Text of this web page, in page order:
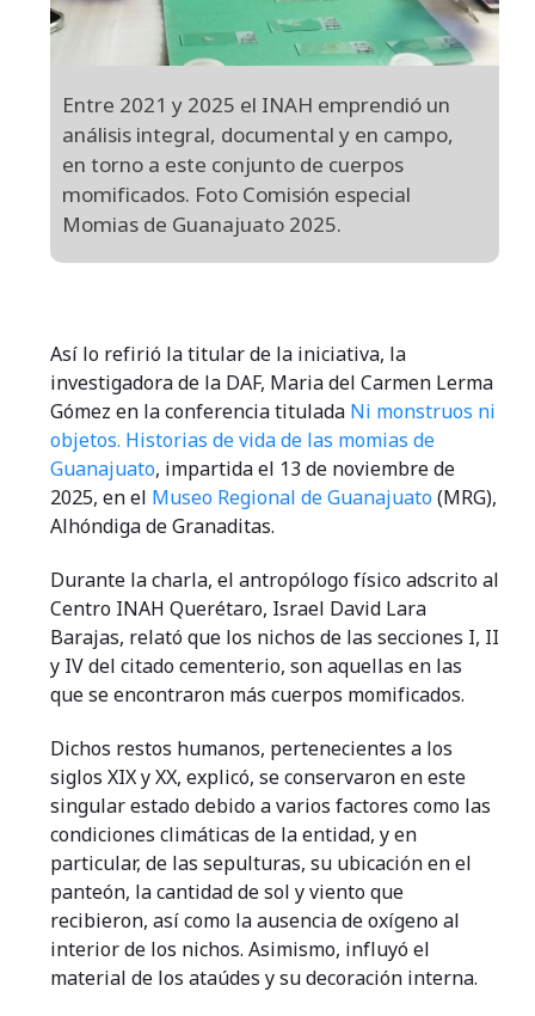
Entre 2021 y 2025 el INAH emprendió un
análisis integral, documental y en campo,
en torno a este conjunto de cuerpos
momificados. Foto Comisión especial
Momias de Guanajuato 2025.
Así lo refirió la titular de la iniciativa, la
investigadora de la DAF, Maria del Carmen Lerma
Gómez en la conferencia titulada Ni monstruos ni
objetos. Historias de vida de las momias de
Guanajuato, impartida el 13 de noviembre de
2025, en el Museo Regional de Guanajuato(MRG),
Alhóndiga de Granaditas.
Durante la charla, el antropólogo físico adscrito al
Centro INAH Querétaro, Israel David Lara
Barajas, relató que los nichos de las secciones I, II
y IV del citado cementerio, son aquellas en las
que se encontraron más cuerpos momificados.
Dichos restos humanos, pertenecientes a los
siglos XIX y XX, explicó, se conservaron en este
singular estado debido a varios factores como las
condiciones climáticas de la entidad, y en
particular, de las sepulturas, su ubicación en el
panteón, la cantidad de sol y viento que
recibieron, así como la ausencia de oxígeno al
interior de los nichos. Asimismo, influyó el
material de los ataúdes y su decoración interna.